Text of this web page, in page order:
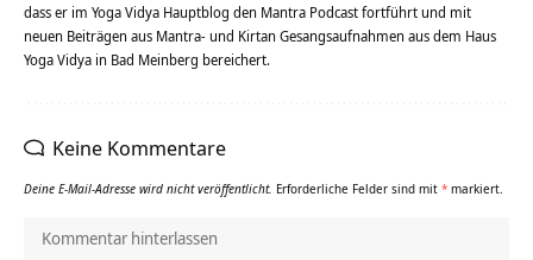
dass er im Yoga Vidya Hauptblog den Mantra Podcast fortführt und mit
neuen Beiträgen aus Mantra- und Kirtan Gesangsaufnahmen aus dem Haus
Yoga Vidya in Bad Meinberg bereichert.
Keine Kommentare
Deine E-Mail-Adresse wird nicht veröffentlicht. Erforderliche Felder sind mit * markiert.